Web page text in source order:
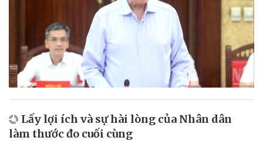
Lấy lợi ích và sự hài lòng của Nhân dân
làm thước đo cuối cùng